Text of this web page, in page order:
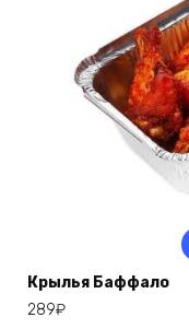
Крылья Баффало
289₽